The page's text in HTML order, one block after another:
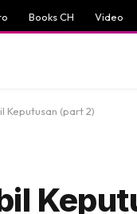
Books CH Video
Keputusan (part 2)